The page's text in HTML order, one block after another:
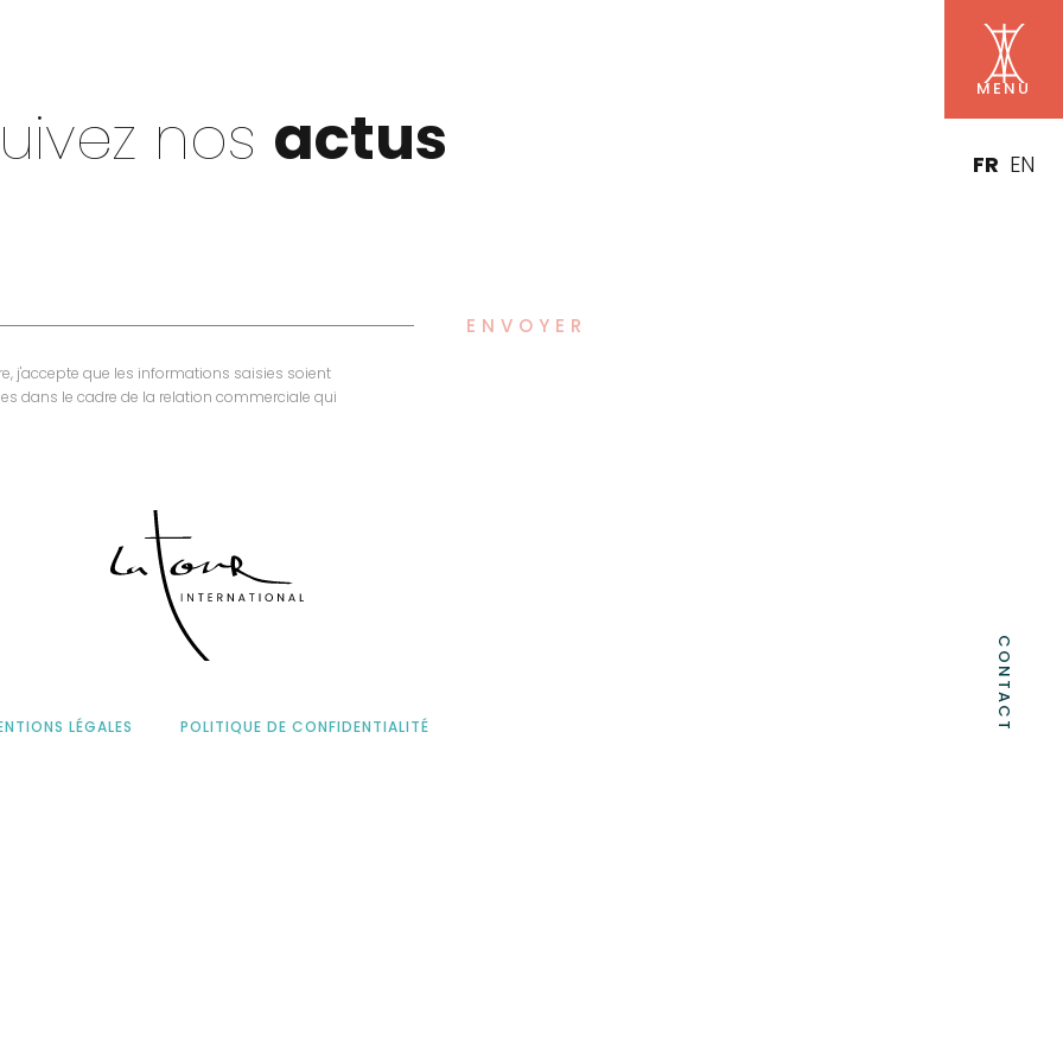
FR EN
CONTACT
nos actus
j'accepte que les informations saisies soient
dans le cadre de la relation commerciale qui
ENVOYER
LÉGALES POLITIQUE DE CONFIDENTIALITÉ